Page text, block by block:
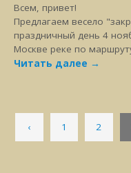
Всем, привет!
Предлагаем весело
праздничный день 4
Москве реке по
Читать далее →
‹ 1 2